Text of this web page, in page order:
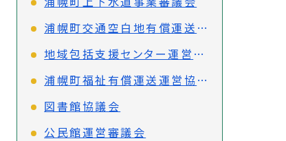
浦幌町交通空白地有償運送運営協議会
地域包括支援センター運営協議会
浦幌町福祉有償運送運営協議会
図書館協議会
公民館運営審議会